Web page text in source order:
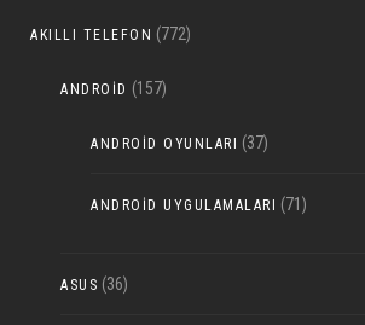
AKILLI TELEFON (772)
ANDROID (157)
ANDROID OYUNLARI (37)
ANDROID UYGULAMALARI (71)
ASUS (36)